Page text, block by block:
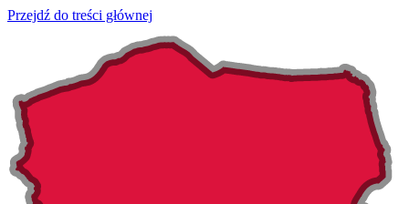
Przejdź do treści głównej